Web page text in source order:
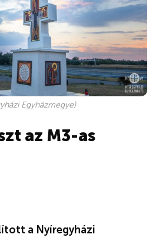
Egyházmegye)
az M3-as
a Nyíregyházi